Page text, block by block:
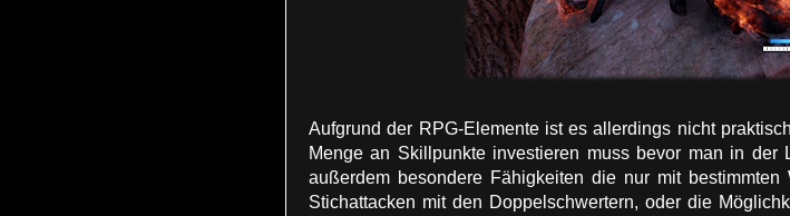
Aufgrund der RPG-Elemente ist es allerdings nicht
Menge an Skillpunkte investieren muss bevor man in
außerdem besondere Fähigkeiten die nur mit
Stichattacken mit den Doppelschwertern, oder die